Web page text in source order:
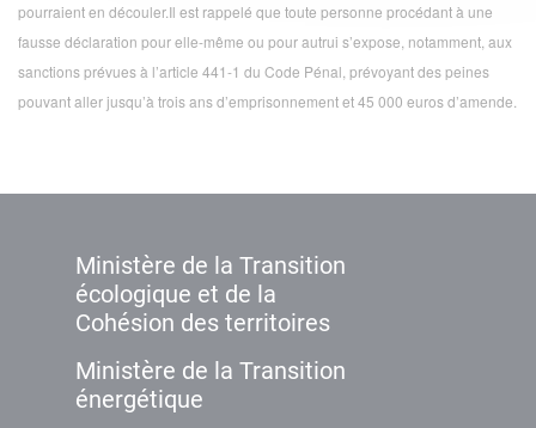
pourraient en découler.Il est rappelé que toute personne procédant à une
fausse déclaration pour elle-même ou pour autrui s’expose, notamment, aux
sanctions prévues à l’article 441-1 du Code Pénal, prévoyant des peines
pouvant aller jusqu’à trois ans d’emprisonnement et 45 000 euros d’amende.
Ministère de la Transition
écologique et de la
Cohésion des territoires
Ministère de la Transition
énergétique